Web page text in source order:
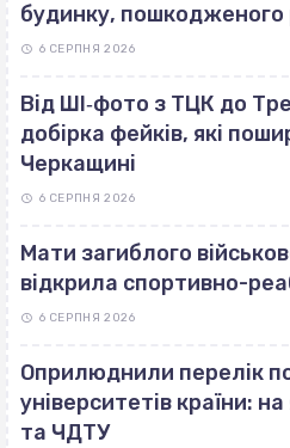
будинку, пошкодженого
6 СЕРПНЯ 2026
Від ШІ‐фото з ТЦК до
добірка фейків, які
Черкащині
6 СЕРПНЯ 2026
Мати загиблого
відкрила спортивно-
6 СЕРПНЯ 2026
Оприлюднили перелік
університетів країни:
та ЧДТУ